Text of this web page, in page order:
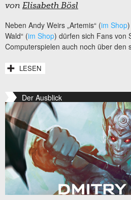
von Elisabeth Bösl
Neben Andy Weirs „Artemis“ (im Shop
Wald“ (im Shop) dürfen sich Fans von
Computerspielen auch noch über den
LESEN
Der Ausblick